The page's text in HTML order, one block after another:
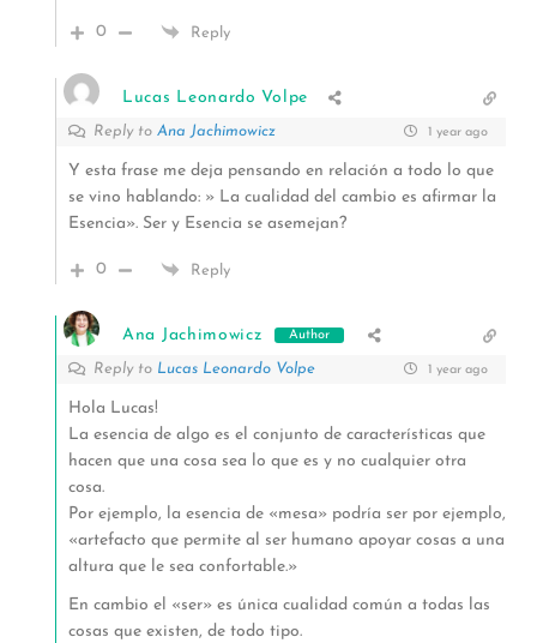
0 Reply
Lucas Leonardo Volpe
Reply to Ana Jachimowicz 1 year ago
Y esta frase me deja pensando en relación a todo lo que
se vino hablando: » La cualidad del cambio es afirmar la
Esencia». Ser y Esencia se asemejan?
0 Reply
Ana Jachimowicz Author
Reply to Lucas Leonardo Volpe 1 year ago
Hola Lucas!
La esencia de algo es el conjunto de características que
hacen que una cosa sea lo que es y no cualquier otra
cosa.
Por ejemplo, la esencia de «mesa» podría ser por ejemplo,
«artefacto que permite al ser humano apoyar cosas a una
altura que le sea confortable.»
En cambio el «ser» es única cualidad común a todas las
cosas que existen, de todo tipo.